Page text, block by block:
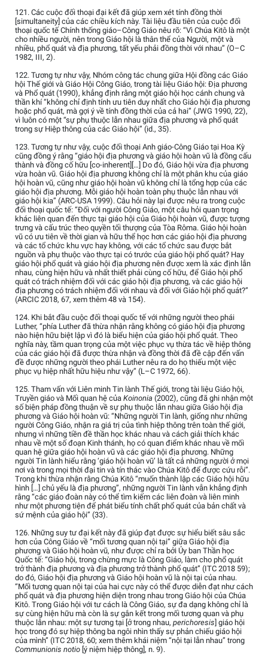
121. Các cuộc đối thoại đại kết đã giúp xem xét tính đồng thời
[simultaneity] của các chiều kích này. Tài liệu đầu tiên của cuộc đối
thoại quốc tế Chính thống giáo–Công Giáo nêu rõ: “Vì Chúa Kitô là một
cho nhiều người, nên trong Giáo hội là thân thể của Người, một và
nhiều, phổ quát và địa phương, tất yếu phải đồng thời với nhau” (O–C
1982, III, 2).
122. Tương tự như vậy, Nhóm công tác chung giữa Hội đồng các Giáo
hội Thế giới và Giáo Hội Công Giáo, trong tài liệu Giáo hội: Địa phương
và Phổ quát (1990), khẳng định rằng một giáo hội học cánh chung và
thần khí “không chỉ định tính ưu tiên duy nhất cho Giáo hội địa phương
hoặc phổ quát, mà gợi ý về tính đồng thời của cả hai” (JWG 1990, 22),
vì luôn có một “sự phụ thuộc lẫn nhau giữa địa phương và phổ quát
trong sự Hiệp thông của các Giáo hội” (id., 35).
123. Tương tự như vậy, cuộc đối thoại Anh giáo-Công Giáo tại Hoa Kỳ
cũng đồng ý rằng “giáo hội địa phương và giáo hội hoàn vũ là đồng cấu
thành và đồng cố hữu [co-inherent][…] Do đó, Giáo hội vừa địa phương
vừa hoàn vũ. Giáo hội địa phương không chỉ là một phân khu của giáo
hội hoàn vũ, cũng như giáo hội hoàn vũ không chỉ là tổng hợp của các
giáo hội địa phương. Mỗi giáo hội hoàn toàn phụ thuộc lẫn nhau với
giáo hội kia” (ARC-USA 1999). Câu hỏi này lại được nêu ra trong cuộc
đối thoại quốc tế: “Đối với người Công Giáo, một câu hỏi quan trọng
khác liên quan đến thực tại giáo hội của Giáo hội hoàn vũ, được tượng
trưng và cấu trúc theo quyền tối thượng của Tòa Rôma. Giáo hội hoàn
vũ có ưu tiên về thời gian và hữu thể học hơn các giáo hội địa phương
và các tổ chức khu vực hay không, với các tổ chức sau được bắt
nguồn và phụ thuộc vào thực tại có trước của giáo hội phổ quát? Hay
giáo hội phổ quát và giáo hội địa phương nên được xem là xác định lẫn
nhau, cùng hiện hữu và nhất thiết phải cùng cố hữu, để Giáo hội phổ
quát có trách nhiệm đối với các giáo hội địa phương, và các giáo hội
địa phương có trách nhiệm đối với nhau và đối với Giáo hội phổ quát?”
(ARCIC 2018, 67, xem thêm 48 và 154).
124. Khi bắt đầu cuộc đối thoại quốc tế với những người theo phái
Luther, “phía Luther đã thừa nhận rằng không có giáo hội địa phương
nào hiện hữu biệt lập vì đó là biểu hiện của giáo hội phổ quát. Theo
nghĩa này, tầm quan trọng của một việc phục vụ thừa tác về hiệp thông
của các giáo hội đã được thừa nhận và đồng thời đã đề cập đến vấn
đề được những người theo phái Luther nêu ra do họ thiếu một việc
phục vụ hiệp nhất hữu hiệu như vậy” (L–C 1972, 66).
125. Tham vấn với Liên minh Tin lành Thế giới, trong tài liệu Giáo hội,
Truyền giáo và Mối quan hệ của Koinonia (2002), cũng đã ghi nhận một
số biện pháp đồng thuận về sự phụ thuộc lẫn nhau giữa Giáo hội địa
phương và Giáo hội hoàn vũ: “Những người Tin lành, giống như những
người Công Giáo, nhận ra giá trị của tình hiệp thông trên toàn thế giới,
nhưng vì những tiền đề thần học khác nhau và cách giải thích khác
nhau về một số đoạn Kinh thánh, họ có quan điểm khác nhau về mối
quan hệ giữa giáo hội hoàn vũ và các giáo hội địa phương. Những
người Tin lành hiểu rằng ‘giáo hội hoàn vũ’ là tất cả những người ở mọi
nơi và trong mọi thời đại tin và tín thác vào Chúa Kitô để được cứu rỗi”.
Trong khi thừa nhận rằng Chúa Kitô “muốn thành lập các Giáo hội hữu
hình […] chủ yếu là địa phương”, những người Tin lành vẫn khẳng định
rằng “các giáo đoàn này có thể tìm kiếm các liên đoàn và liên minh
như một phương tiện để phát biểu tính chất phổ quát của bản chất và
sứ mệnh của giáo hội” (33).
126. Những suy tư đại kết này đã giúp đạt được sự hiểu biết sâu sắc
hơn của Công Giáo về “mối tương quan nội tại” giữa Giáo hội địa
phương và Giáo hội hoàn vũ, như được chỉ ra bởi Ủy ban Thần học
Quốc tế: “Giáo hội, trong chừng mực là Công Giáo, làm cho phổ quát
trở thành địa phương và địa phương trở thành phổ quát” (ITC 2018 59);
do đó, Giáo hội địa phương và Giáo hội hoàn vũ là nội tại của nhau.
“Mối tương quan nội tại của hai cực này có thể được diễn đạt như cách
phổ quát và địa phương hiện diện trong nhau trong Giáo hội của Chúa
Kitô. Trong Giáo hội với tư cách là Công Giáo, sự đa dạng không chỉ là
sự cùng hiện hữu mà còn là sự gắn kết trong mối tương quan và phụ
thuộc lẫn nhau: một sự tương tại [ở trong nhau, perichoresis] giáo hội
học trong đó sự hiệp thông ba ngôi nhìn thấy sự phản chiếu giáo hội
của mình” (ITC 2018, 60; xem thêm khái niệm “nội tại lẫn nhau” trong
Communionis notio [ý niệm hiệp thông], n. 9).